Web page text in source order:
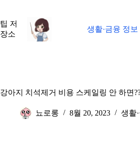
으
로
팁 저
장소
생활·금융 정보
강아지 치석제거 비용 스케일링 안 하면
뇨로롱 8월 20, 2023 생활